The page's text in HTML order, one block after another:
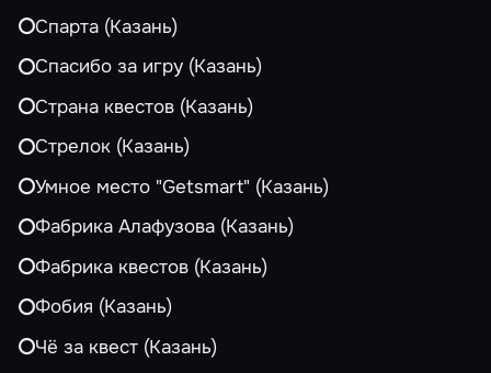
Спарта (Казань)
Спасибо за игру (Казань)
Страна квестов (Казань)
Стрелок (Казань)
Умное место "Getsmart" (Казань)
Фабрика Алафузова (Казань)
Фабрика квестов (Казань)
Фобия (Казань)
Чё за квест (Казань)